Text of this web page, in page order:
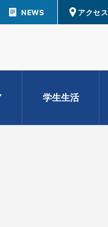
NEWS アクセス
学生生活